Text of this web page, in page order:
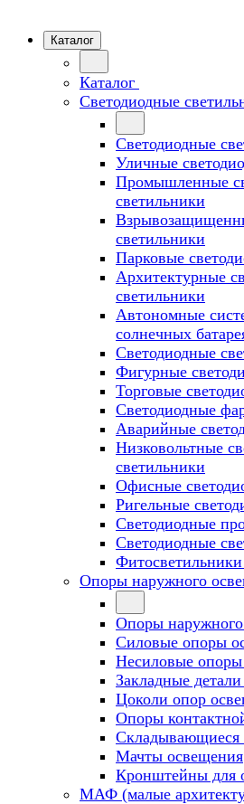
Каталог
Каталог
Светодиодные
Светодиодные
Уличные
Промышленные
светильники
светильники
Парковые
Архитектурные
светильники
Автономные
солнечных
Светодиодные
Фигурные
Торговые
Cветодиодные
Аварийные
Низковольтные
светильники
Офисные
Ригельные
Светодиодные
Светодиодные
Опоры наружного
Опоры
Силовые опоры
Несиловые
Закладные
Цоколи опор
Опоры
Мачты освещения
Кронштейны для
МАФ (малые